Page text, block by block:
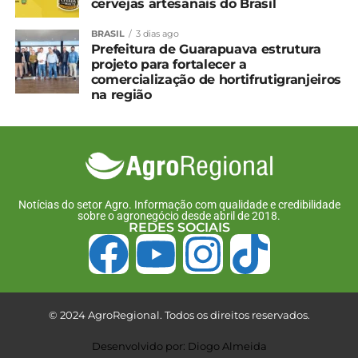
familiar”. Não. Mas, aos poucos, foi nos ensinando a
pescar, e não nos dando peixe”, explicou,
afirmando que espera saber fazer da mesma forma
com o filho.
*Redação/Daiara Souza
Compartilhe isso:
Facebook 18+
Da cidade para o campo,
liderança no agro
RETROSPECTIVA – O que
AgroRegional Guarapuava
cervejas artesanais do Brasil
BRASIL 3 dias ago
Prefeitura de Guarapuava estrutura
projeto para fortalecer a
comercialização de hortifrutigranjeiros
na região
Notícias do setor Agro. Informação com qualidade e credibilidade
sobre o agronegócio desde abril de 2018.
REDES SOCIAIS
© 2024 AgroRegional. Todos os direitos reservados.
Desenvolvido por: Diogo Almeida